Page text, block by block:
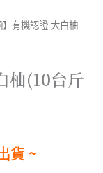
有機認證 大白柚
柚(10台斤
貨 ~